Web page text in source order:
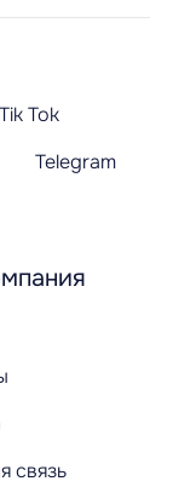
связь
Tik Tok
Telegram